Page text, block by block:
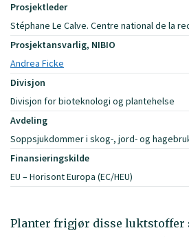
Prosjektleder
Stéphane Le Calve. Centre national de la
Prosjektansvarlig, NIBIO
Andrea Ficke
Divisjon
Divisjon for bioteknologi og plantehelse
Avdeling
Soppsjukdommer i skog-, jord- og
Finansieringskilde
EU – Horisont Europa (EC/HEU)
Planter frigjør disse luktstoffer